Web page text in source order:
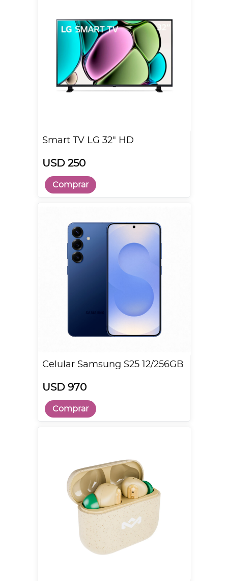
Smart TV LG 32" HD
USD 250
Comprar
Celular Samsung S25 12/256GB
USD 970
Comprar